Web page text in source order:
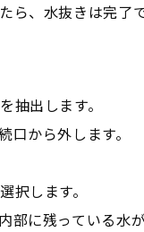
ら、水抜きは完了で
出します。
から外します。
します。
に残っている水が